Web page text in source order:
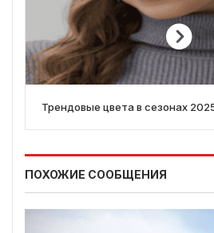
Трендовые цвета в сезонах
ПОХОЖИЕ СООБЩЕНИЯ